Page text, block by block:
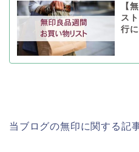
【
ス
行
当ブログの無印に関する記